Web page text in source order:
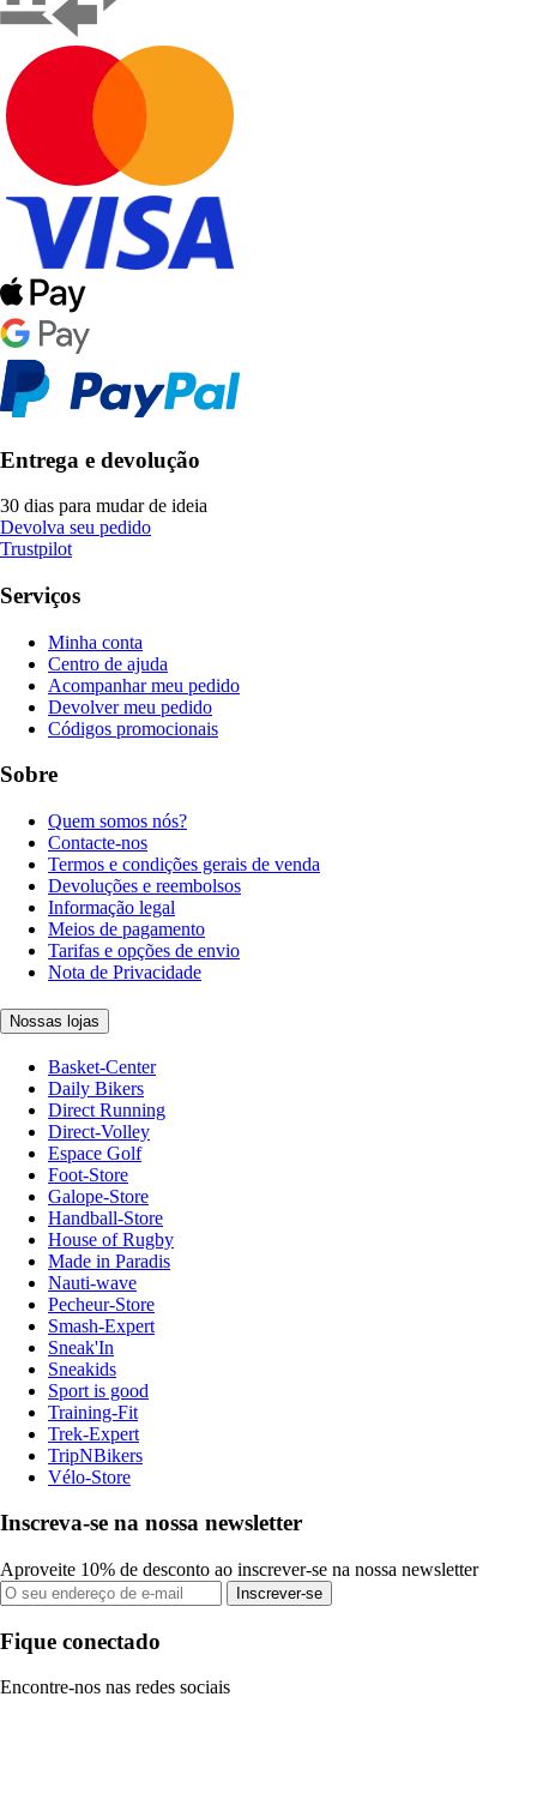
Entrega e devolução
30 dias para mudar de ideia
Devolva seu pedido
Trustpilot
Serviços
Minha conta
Centro de ajuda
Acompanhar meu pedido
Devolver meu pedido
Códigos promocionais
Sobre
Quem somos nós?
Contacte-nos
Termos e condições gerais de venda
Devoluções e reembolsos
Informação legal
Meios de pagamento
Tarifas e opções de envio
Nota de Privacidade
Nossas lojas
Basket-Center
Daily Bikers
Direct Running
Direct-Volley
Espace Golf
Foot-Store
Galope-Store
Handball-Store
House of Rugby
Made in Paradis
Nauti-wave
Pecheur-Store
Smash-Expert
Sneak'In
Sneakids
Sport is good
Training-Fit
Trek-Expert
TripNBikers
Vélo-Store
Inscreva-se na nossa newsletter
Aproveite 10% de desconto ao inscrever-se na nossa newsletter
Inscrever-se
Fique conectado
Encontre-nos nas redes sociais